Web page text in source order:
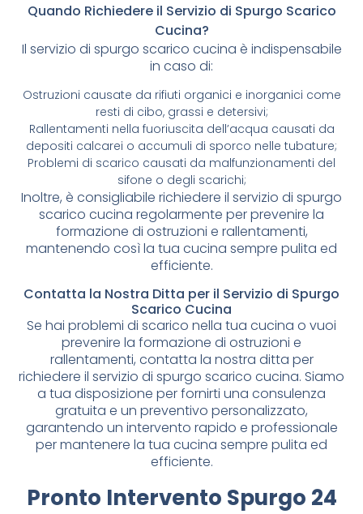
Quando Richiedere il Servizio di Spurgo Scarico
Cucina?
Il servizio di spurgo scarico cucina è indispensabile
in caso di:
Ostruzioni causate da rifiuti organici e inorganici come
resti di cibo, grassi e detersivi;
Rallentamenti nella fuoriuscita dell’acqua causati da
depositi calcarei o accumuli di sporco nelle tubature;
Problemi di scarico causati da malfunzionamenti del
sifone o degli scarichi;
Inoltre, è consigliabile richiedere il servizio di spurgo
scarico cucina regolarmente per prevenire la
formazione di ostruzioni e rallentamenti,
mantenendo così la tua cucina sempre pulita ed
efficiente.
Contatta la Nostra Ditta per il Servizio di Spurgo
Scarico Cucina
Se hai problemi di scarico nella tua cucina o vuoi
prevenire la formazione di ostruzioni e
rallentamenti, contatta la nostra ditta per
richiedere il servizio di spurgo scarico cucina. Siamo
a tua disposizione per fornirti una consulenza
gratuita e un preventivo personalizzato,
garantendo un intervento rapido e professionale
per mantenere la tua cucina sempre pulita ed
efficiente.
Pronto Intervento Spurgo 24